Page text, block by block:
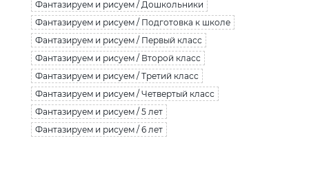
Фантазируем и рисуем / Дошкольники
Фантазируем и рисуем / Подготовка к школе
Фантазируем и рисуем / Первый класс
Фантазируем и рисуем / Второй класс
Фантазируем и рисуем / Третий класс
Фантазируем и рисуем / Четвертый класс
Фантазируем и рисуем / 5 лет
Фантазируем и рисуем / 6 лет